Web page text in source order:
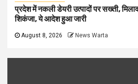
प्रदेश में नकली डेयरी उत्पादों पर सख्ती,
शिकंजा, ये आदेश हुआ जारी
August 8, 2026 News Warta